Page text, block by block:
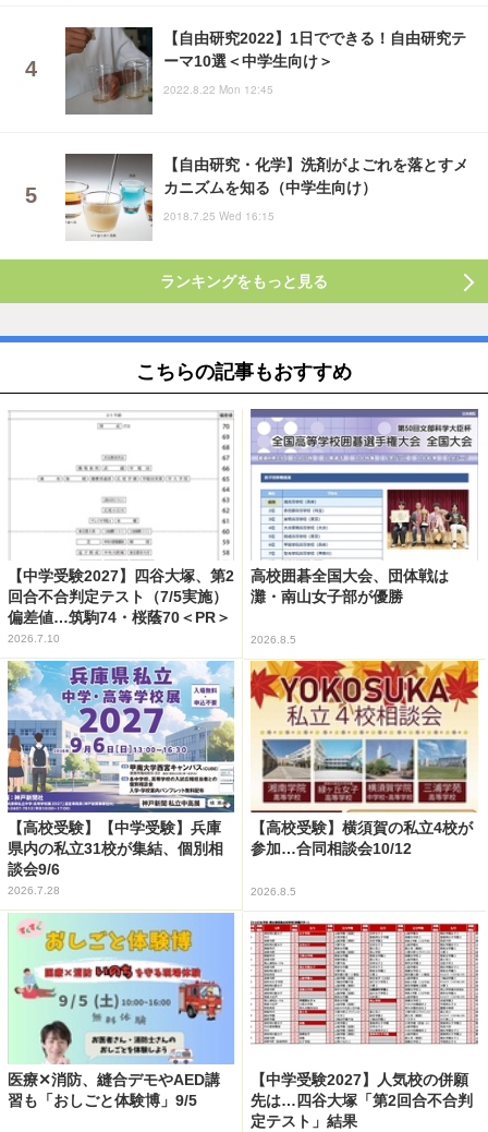
【自由研究2022】1日でできる！自由研究テ
ーマ10選＜中学生向け＞
2022.8.22 Mon 12:45
【自由研究・化学】洗剤がよごれを落とすメ
カニズムを知る（中学生向け）
2018.7.25 Wed 16:15
ランキングをもっと見る
こちらの記事もおすすめ
【中学受験2027】四谷大塚、第2
回合不合判定テスト（7/5実施）
偏差値…筑駒74・桜蔭70＜PR＞
2026.7.10
高校囲碁全国大会、団体戦は
灘・南山女子部が優勝
2026.8.5
【高校受験】【中学受験】兵庫
県内の私立31校が集結、個別相
談会9/6
2026.7.28
【高校受験】横須賀の私立4校が
参加…合同相談会10/12
2026.8.5
医療✕消防、縫合デモやAED講
習も「おしごと体験博」9/5
【中学受験2027】人気校の併願
先は…四谷大塚「第2回合不合判
定テスト」結果